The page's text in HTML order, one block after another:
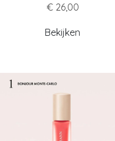
€ 26,00
Bekijken